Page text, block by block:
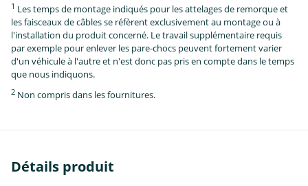
1 Les temps de montage indiqués pour les attelages de remorque et
les faisceaux de câbles se réfèrent exclusivement au montage ou à
l'installation du produit concerné. Le travail supplémentaire requis
par exemple pour enlever les pare-chocs peuvent fortement varier
d'un véhicule à l'autre et n'est donc pas pris en compte dans le temps
que nous indiquons.
2 Non compris dans les fournitures.
Détails produit